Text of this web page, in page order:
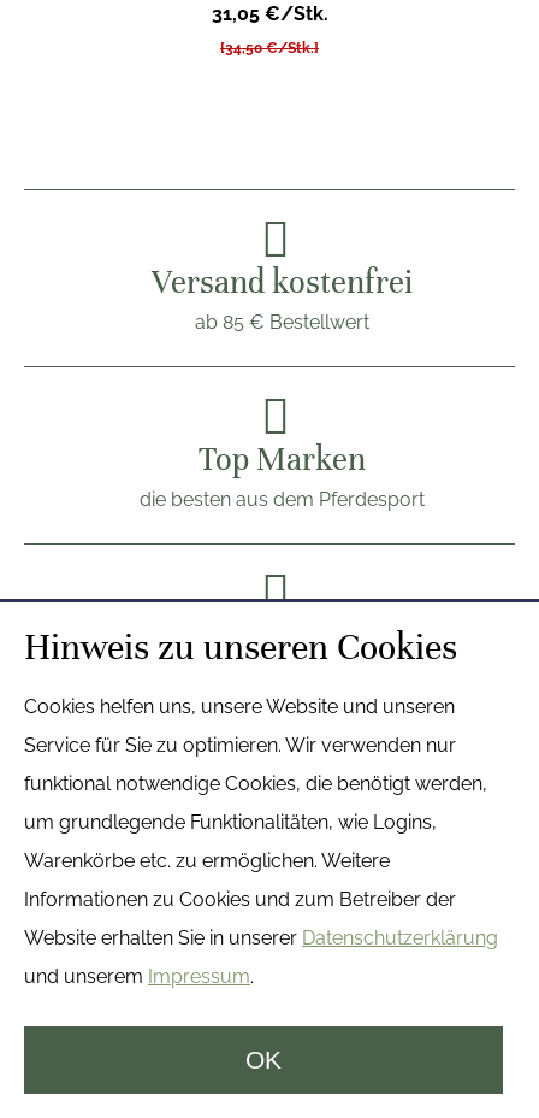
31,05 €/Stk.
[34,50 €/Stk.]
Versand kostenfrei
ab 85 € Bestellwert
Top Marken
die besten aus dem Pferdesport
Top Service
DAS KÖNNTE SIE AUCH
INTERESSIEREN.
Hinweis zu unseren Cookies
Cookies helfen uns, unsere Website und unseren
Service für Sie zu optimieren. Wir verwenden nur
funktional notwendige Cookies, die benötigt werden,
um grundlegende Funktionalitäten, wie Logins,
Warenkörbe etc. zu ermöglichen. Weitere
Informationen zu Cookies und zum Betreiber der
Website erhalten Sie in unserer Datenschutzerklärung
und unserem Impressum.
OK